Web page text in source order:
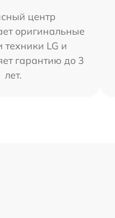
центр
оригинальные
техники LG и
гарантию до 3
лет.